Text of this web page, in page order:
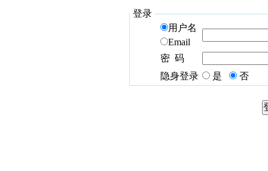
登录
用户名
Email
密 码
隐身登录
是 否